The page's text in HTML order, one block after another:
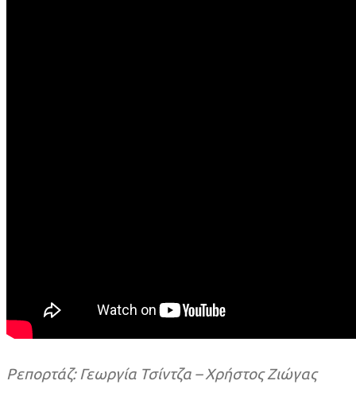
Ρεπορτάζ: Γεωργία Τσίντζα – Χρήστος Ζιώγας